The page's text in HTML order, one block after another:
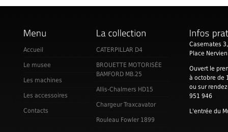
Accueil
Le musee
Les machines
Les accessoires
Contacts
CATERPILLAR D4
BROUETTE MOTORISÉE
BAMFORD MB.25
Allis-Chalmers HD15
Chargeur Traxcavator
Rouleau Fowler 1899
Casemates
Place
Ouvert le
à octobre de
ou sur
951 946
L'entrée du